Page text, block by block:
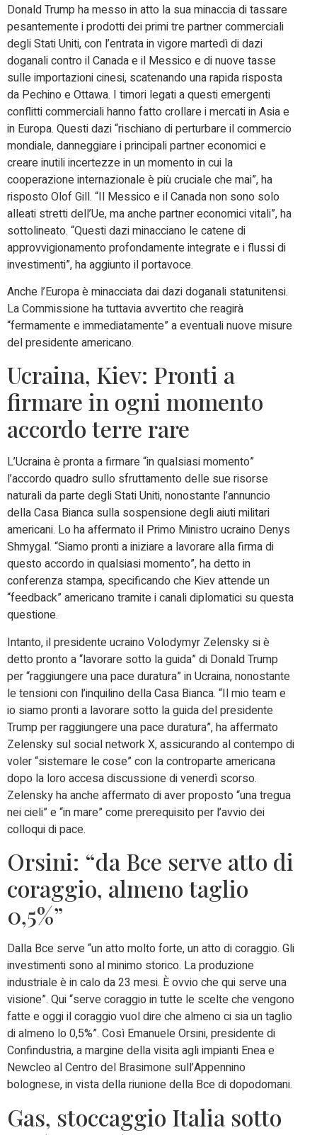
Donald Trump ha messo in atto la sua minaccia di tassare
pesantemente i prodotti dei primi tre partner commerciali
degli Stati Uniti, con l’entrata in vigore martedì di dazi
doganali contro il Canada e il Messico e di nuove tasse
sulle importazioni cinesi, scatenando una rapida risposta
da Pechino e Ottawa. I timori legati a questi emergenti
conflitti commerciali hanno fatto crollare i mercati in Asia e
in Europa. Questi dazi “rischiano di perturbare il commercio
mondiale, danneggiare i principali partner economici e
creare inutili incertezze in un momento in cui la
cooperazione internazionale è più cruciale che mai”, ha
risposto Olof Gill. “Il Messico e il Canada non sono solo
alleati stretti dell’Ue, ma anche partner economici vitali”, ha
sottolineato. “Questi dazi minacciano le catene di
approvvigionamento profondamente integrate e i flussi di
investimenti”, ha aggiunto il portavoce.
Anche l’Europa è minacciata dai dazi doganali statunitensi.
La Commissione ha tuttavia avvertito che reagirà
“fermamente e immediatamente” a eventuali nuove misure
del presidente americano.
Ucraina, Kiev: Pronti a
firmare in ogni momento
accordo terre rare
L’Ucraina è pronta a firmare “in qualsiasi momento”
l’accordo quadro sullo sfruttamento delle sue risorse
naturali da parte degli Stati Uniti, nonostante l’annuncio
della Casa Bianca sulla sospensione degli aiuti militari
americani. Lo ha affermato il Primo Ministro ucraino Denys
Shmygal. “Siamo pronti a iniziare a lavorare alla firma di
questo accordo in qualsiasi momento”, ha detto in
conferenza stampa, specificando che Kiev attende un
“feedback” americano tramite i canali diplomatici su questa
questione.
Intanto, il presidente ucraino Volodymyr Zelensky si è
detto pronto a “lavorare sotto la guida” di Donald Trump
per “raggiungere una pace duratura” in Ucraina, nonostante
le tensioni con l’inquilino della Casa Bianca. “Il mio team e
io siamo pronti a lavorare sotto la guida del presidente
Trump per raggiungere una pace duratura”, ha affermato
Zelensky sul social network X, assicurando al contempo di
voler “sistemare le cose” con la controparte americana
dopo la loro accesa discussione di venerdì scorso.
Zelensky ha anche affermato di aver proposto “una tregua
nei cieli” e “in mare” come prerequisito per l’avvio dei
colloqui di pace.
Orsini: “da Bce serve atto di
coraggio, almeno taglio
0,5%”
Dalla Bce serve “un atto molto forte, un atto di coraggio. Gli
investimenti sono al minimo storico. La produzione
industriale è in calo da 23 mesi. È ovvio che qui serve una
visione”. Qui “serve coraggio in tutte le scelte che vengono
fatte e oggi il coraggio vuol dire che almeno ci sia un taglio
di almeno lo 0,5%”. Così Emanuele Orsini, presidente di
Confindustria, a margine della visita agli impianti Enea e
Newcleo al Centro del Brasimone sull’Appennino
bolognese, in vista della riunione della Bce di dopodomani.
Gas, stoccaggio Italia sotto